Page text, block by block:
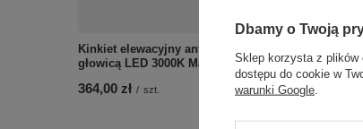
Kinkiet elewacyjny antracyt z ruchomą
głowicą LED 3000K Maxlight W0464 Solden
364,00 zł / szt.
Dbamy o Twoją
Sklep korzysta z plików
dostępu do cookie w
warunki Google